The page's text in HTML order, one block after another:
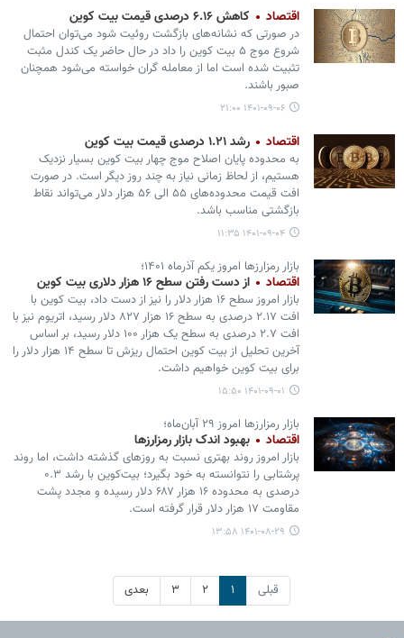
اقتصاد کاهش ۶.۱۶ درصدی قیمت بیت کوین
در صورتی که نشانه‌های بازگشت روئیت شود می‌توان احتمال
شروع موج ۵ بیت کوین را داد در حال حاضر یک کندل مثبت
تثبیت شده است اما از معامله گران خواسته می‌شود همچنان
صبور باشند.
۱۴۰۱-۰۹-۰۶ ۲۱:۰۰
اقتصاد رشد ۱.۲۱ درصدی قیمت بیت کوین
به محدوده پایان اصلاح موج چهار بیت کوین بسیار نزدیک
هستیم، از لحاظ زمانی نیاز به چند روز دیگر است. در صورت
افت قیمت محدوده‌های ۵۵ الی ۵۶ هزار دلار می‌تواند نقاط
بازگشتی مناسب باشد.
۱۴۰۱-۰۹-۰۴ ۱۱:۳۵
بازار رمزارزها امروز یکم آذرماه ۱۴۰۱؛
اقتصاد از دست رفتن سطح ۱۶ هزار دلاری بیت کوین
بازار امروز سطح ۱۶ هزار دلار را نیز از دست داد، بیت کوین با
افت ۲.۱۷ درصدی به سطح ۱۶ هزار ۸۲۷ دلار رسید، اتریوم نیز با
افت ۲.۷ درصدی به سطح یک هزار ۱۰۰ دلار رسید، بر اساس
آخرین تحلیل از بیت کوین احتمال ریزش تا سطح ۱۴ هزار دلار را
برای بیت کوین خواهیم داشت.
۱۴۰۱-۰۹-۰۱ ۱۵:۵۰
بازار رمزارزها امروز ۲۹ آبان‌ماه؛
اقتصاد بهبود اندک بازار رمزارزها
بازار امروز روند بهتری نسبت به روزهای گذشته داشت، اما روند
پرشتابی را نتوانسته به خود بگیرد؛ بیت‌کوین با رشد ۰.۳
درصدی به محدوده ۱۶ هزار ۶۸۷ دلار رسیده و مجدد پشت
مقاومت ۱۷ هزار دلار قرار گرفته است.
۱۴۰۱-۰۸-۲۹ ۱۳:۵۸
قبلی ۱ ۲ ۳ بعدی